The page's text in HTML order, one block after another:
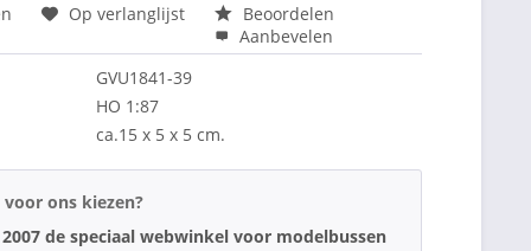
Op verlanglijst
Beoordelen
Aanbevelen
GVU1841-39
HO 1:87
ca.15 x 5 x 5 cm.
ons kiezen?
2007 de speciaal webwinkel voor modelbussen